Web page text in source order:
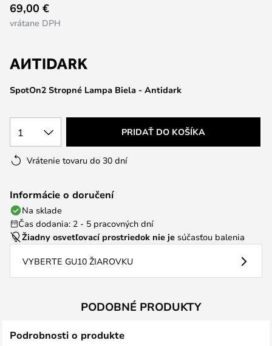
na
začiatok
obrázkov
SpotOn2 Stropné Lampa Biela - Antidark
69,00 €
vrátane DPH
1 PRIDAŤ DO KOŠÍKA
Vrátenie tovaru do 30 dní
Informácie o doručení
Na sklade
Čas dodania: 2 - 5 pracovných dní
Žiadny osvetľovací prostriedok nie je súčasťou balenia
VYBERTE GU10 ŽIAROVKU
PODOBNÉ PRODUKTY
Podrobnosti o produkte